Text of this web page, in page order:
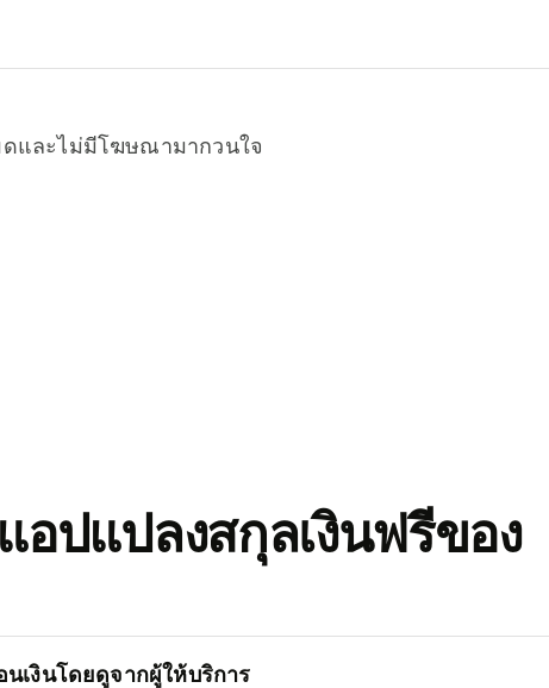
และไม่มีโฆษณามากวนใจ
อปแปลงสกุลเงินฟรีของ
นเงินโดยดูจากผู้ให้บริการ